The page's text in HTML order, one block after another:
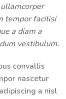
tempor facilisi
a diam a
vestibulum.
convallis
nascetur
a nisl